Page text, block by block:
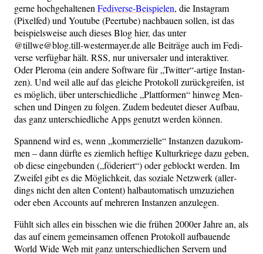
ger­ne hoch­ge­hal­te­nenFedi­ver­se-Bei­spie­len, die Insta­gram
(Pixel­fed) und You­tube (Peer­tu­be) nach­bau­en sol­len, ist das
bei­spiels­wei­se auch die­ses Blog hier, das unter
@tillwe@blog.till-westermayer.de alle Bei­trä­ge auch im Fedi­
ver­se ver­füg­bar hält. RSS, nur uni­ver­sa­ler und inter­ak­ti­ver.
Oder Ple­ro­ma (ein ande­re Soft­ware für „Twitter“-artige Instan­
zen). Und weil alle auf das glei­che Pro­to­koll zurück­grei­fen, ist
es mög­lich, über unter­schied­li­che „Platt­for­men“ hin­weg Men­
schen und Din­gen zu fol­gen. Zudem bedeu­tet die­ser Auf­bau,
das ganz unter­schied­li­che Apps genutzt wer­den können.
Span­nend wird es, wenn „kom­mer­zi­el­le“ Instan­zen dazu­kom­
men – dann dürf­te es ziem­lich hef­ti­ge Kul­tur­krie­ge dazu geben,
ob die­se ein­ge­bun­den („föde­riert“) oder geblockt wer­den. Im
Zwei­fel gibt es die Mög­lich­keit, das sozia­le Netz­werk (aller­
dings nicht den alten Con­tent) halb­au­to­ma­tisch umzu­zie­hen
oder eben Accounts auf meh­re­ren Instan­zen anzulegen.
Fühlt sich alles ein biss­chen wie die frü­hen 2000er Jah­re an, als
das auf einem gemein­sa­men offe­nen Pro­to­koll auf­bau­en­de
World Wide Web mit ganz unter­schied­li­chen Ser­vern und